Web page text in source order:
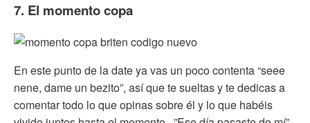
7. El momento copa
En este punto de la date ya vas un poco contenta “seee
nene, dame un bezito”, así que te sueltas y te dedicas a
comentar todo lo que opinas sobre él y lo que habéis